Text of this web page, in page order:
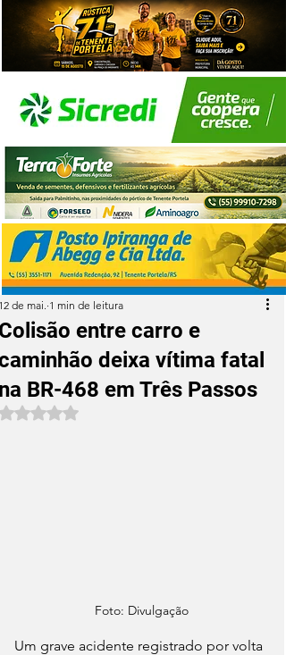
entre carro e
deixa vítima fatal
BR-468 em Três Passos
de mai. 1 min de leitura
Avaliado com NaN de 5 estrelas.
Foto: Divulgação
Um grave acidente registrado por volta